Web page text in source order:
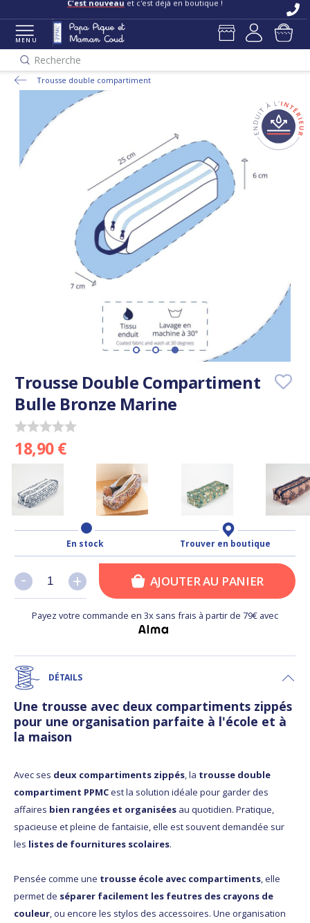
C'est nouveau et c'est déjà en boutique !
MENU
Recherche
Trousse double compartiment
Trousse Double Compartiment
Bulle Bronze Marine
18,90 €
En stock Trouver en boutique
+
- +
- AJOUTER AU PANIER
Payez votre commande en 3x sans frais à partir de 79€ avec
DÉTAILS
Une trousse avec deux compartiments zippés
pour une organisation parfaite à l'école et à
la maison
Avec ses deux compartiments zippés, la trousse double
compartiment PPMCest la solution idéale pour garder des
affaires bien rangées et organisées au quotidien. Pratique,
spacieuse et pleine de fantaisie, elle est souvent demandée sur
les listes de fournitures scolaires.
Pensée comme une trousse école avec compartiments, elle
permet de séparer facilement les feutres des crayons de
couleur, ou encore les stylos des accessoires. Une organisation